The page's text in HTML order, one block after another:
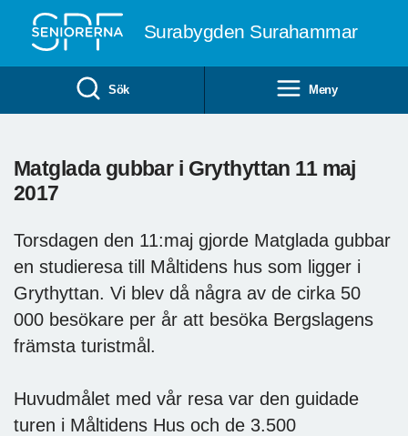
Surabygden Surahammar
Sök Meny
Matglada gubbar i Grythyttan 11 maj
2017
Torsdagen den 11:maj gjorde Matglada gubbar
en studieresa till Måltidens hus som ligger i
Grythyttan. Vi blev då några av de cirka 50
000 besökare per år att besöka Bergslagens
främsta turistmål.
Huvudmålet med vår resa var den guidade
turen i Måltidens Hus och de 3.500